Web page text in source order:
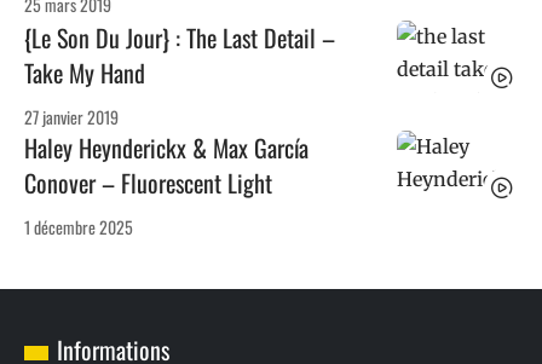
{Le Son Du Jour} : The Last Detail –
Take My Hand
27 janvier 2019
Haley Heynderickx & Max García
Conover – Fluorescent Light
1 décembre 2025
Informations